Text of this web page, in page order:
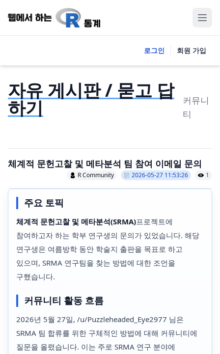
로그인 회원 가입
자유 게시판 / 묻고 답
하기
커뮤니
티
체계적 문헌고찰 및 메타분석 팀 참여 이메일 문의
R Community 2026-05-27 11:53:26 1
주요 토픽
체계적 문헌고찰 및 메타분석(SRMA)프로젝트에
참여하고자 하는 학부 연구생의 문의가 있었습니다. 해당
연구생은 여름방학 동안 학술지 출판을 목표로 하고
있으며, SRMA 연구팀을 찾는 방법에 대한 조언을
구했습니다.
커뮤니티 활동 흐름
2026년 5월 27일, /u/Puzzleheaded_Eye2977 님은
SRMA 팀 합류를 위한 구체적인 방법에 대해 커뮤니티에
질문을 올렸습니다. 이는 주로 SRMA 연구 분야에